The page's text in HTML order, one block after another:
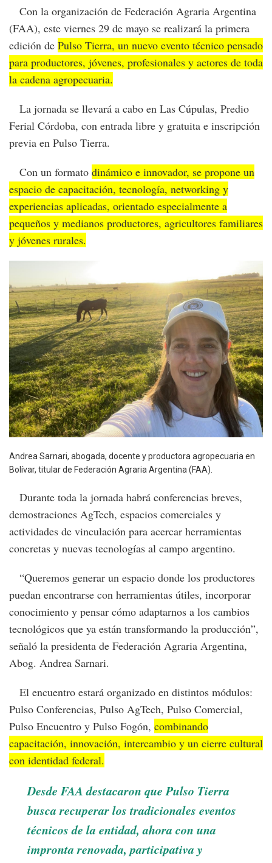
Con la organización de Federación Agraria Argentina
(FAA), este viernes 29 de mayo se realizará la primera
edición de Pulso Tierra, un nuevo evento técnico pensado
para productores, jóvenes, profesionales y actores de toda
la cadena agropecuaria.
La jornada se llevará a cabo en Las Cúpulas, Predio
Ferial Córdoba, con entrada libre y gratuita e inscripción
previa en Pulso Tierra.
Con un formato dinámico e innovador, se propone un
espacio de capacitación, tecnología, networking y
experiencias aplicadas, orientado especialmente a
pequeños y medianos productores, agricultores familiares
y jóvenes rurales.
Andrea Sarnari, abogada, docente y productora agropecuaria en
Bolívar, titular de Federación Agraria Argentina (FAA).
Durante toda la jornada habrá conferencias breves,
demostraciones AgTech, espacios comerciales y
actividades de vinculación para acercar herramientas
concretas y nuevas tecnologías al campo argentino.
“Queremos generar un espacio donde los productores
puedan encontrarse con herramientas útiles, incorporar
conocimiento y pensar cómo adaptarnos a los cambios
tecnológicos que ya están transformando la producción”,
señaló la presidenta de Federación Agraria Argentina,
Abog. Andrea Sarnari.
El encuentro estará organizado en distintos módulos:
Pulso Conferencias, Pulso AgTech, Pulso Comercial,
Pulso Encuentro y Pulso Fogón, combinando
capacitación, innovación, intercambio y un cierre cultural
con identidad federal.
Desde FAA destacaron que Pulso Tierra
busca recuperar los tradicionales eventos
técnicos de la entidad, ahora con una
impronta renovada, participativa y